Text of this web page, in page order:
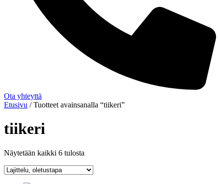
Ota yhteyttä
Etusivu / Tuotteet avainsanalla “tiikeri”
tiikeri
Näytetään kaikki 6 tulosta